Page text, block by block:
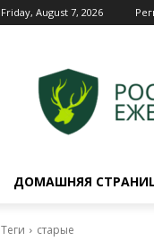
Friday, August 7, 2026
ДОМАШНЯЯ
Теги старые